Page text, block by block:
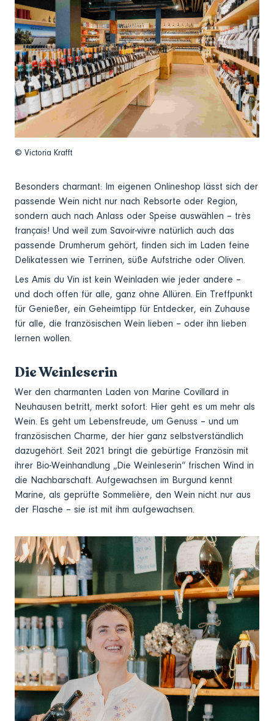
© Victoria Krafft
Besonders charmant: Im eigenen Onlineshop lässt sich der
passende Wein nicht nur nach Rebsorte oder Region,
sondern auch nach Anlass oder Speise auswählen – très
français! Und weil zum Savoir-vivre natürlich auch das
passende Drumherum gehört, finden sich im Laden feine
Delikatessen wie Terrinen, süße Aufstriche oder Oliven.
Les Amis du Vin ist kein Weinladen wie jeder andere –
und doch offen für alle, ganz ohne Allüren. Ein Treffpunkt
für Genießer, ein Geheimtipp für Entdecker, ein Zuhause
für alle, die französischen Wein lieben – oder ihn lieben
lernen wollen.
Die Weinleserin
Wer den charmanten Laden von Marine Covillard in
Neuhausen betritt, merkt sofort: Hier geht es um mehr als
Wein. Es geht um Lebensfreude, um Genuss – und um
französischen Charme, der hier ganz selbstverständlich
dazugehört. Seit 2021 bringt die gebürtige Französin mit
ihrer Bio-Weinhandlung „Die Weinleserin“ frischen Wind in
die Nachbarschaft. Aufgewachsen im Burgund kennt
Marine, als geprüfte Sommelière, den Wein nicht nur aus
der Flasche – sie ist mit ihm aufgewachsen.